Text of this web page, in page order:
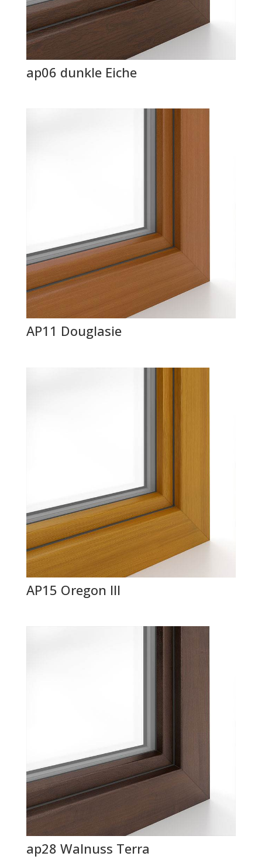
ap06 dunkle Eiche
AP11 Douglasie
AP15 Oregon III
ap28 Walnuss Terra